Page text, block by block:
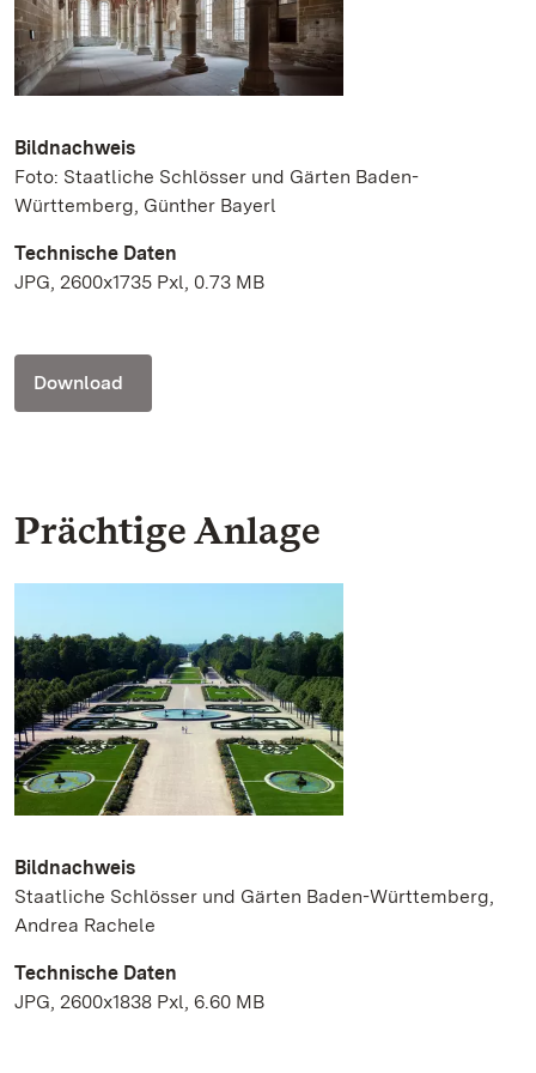
Bildnachweis
Foto: Staatliche Schlösser und Gärten Baden-
Württemberg, Günther Bayerl
Technische Daten
JPG, 2600x1735 Pxl, 0.73 MB
Download
Prächtige Anlage
Bildnachweis
Staatliche Schlösser und Gärten Baden-Württemberg,
Andrea Rachele
Technische Daten
JPG, 2600x1838 Pxl, 6.60 MB